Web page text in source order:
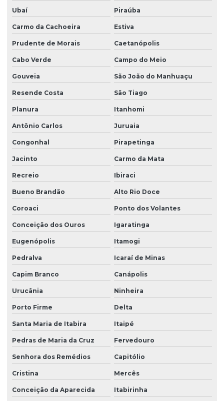
Ubaí Piraúba
Carmo da Cachoeira Estiva
Prudente de Morais Caetanópolis
Cabo Verde Campo do Meio
Gouveia São João do Manhuaçu
Resende Costa São Tiago
Planura Itanhomi
Antônio Carlos Juruaia
Congonhal Pirapetinga
Jacinto Carmo da Mata
Recreio Ibiraci
Bueno Brandão Alto Rio Doce
Coroaci Ponto dos Volantes
Conceição dos Ouros Igaratinga
Eugenópolis Itamogi
Pedralva Icaraí de Minas
Capim Branco Canápolis
Urucânia Ninheira
Porto Firme Delta
Santa Maria de Itabira Itaipé
Pedras de Maria da Cruz Fervedouro
Senhora dos Remédios Capitólio
Cristina Mercês
Conceição da Aparecida Itabirinha